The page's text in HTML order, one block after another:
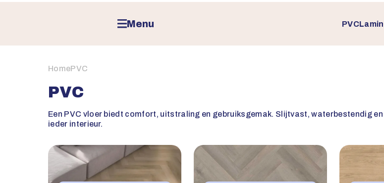
Menu PVC
HomePVC
PVC
Een PVC vloer biedt comfort, uitstraling en gebruiksgemak. Slijtvast, waterbestendig
ieder interieur.